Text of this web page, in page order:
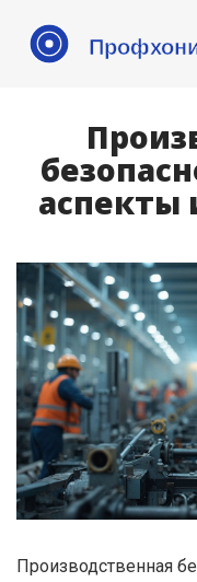
Производственная